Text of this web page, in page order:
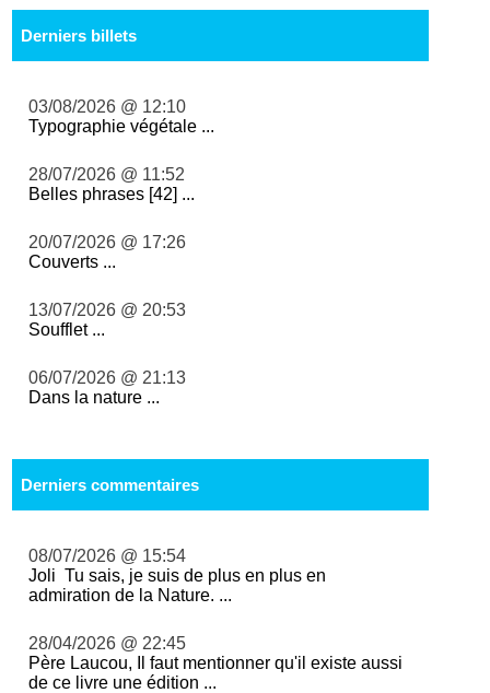
Derniers billets
03/08/2026 @ 12:10
Typographie végétale ...
28/07/2026 @ 11:52
Belles phrases [42] ...
20/07/2026 @ 17:26
Couverts ...
13/07/2026 @ 20:53
Soufflet ...
06/07/2026 @ 21:13
Dans la nature ...
Derniers commentaires
08/07/2026 @ 15:54
Joli Tu sais, je suis de plus en plus en
admiration de la Nature. ...
28/04/2026 @ 22:45
Père Laucou, Il faut mentionner qu'il existe aussi
de ce livre une édition ...